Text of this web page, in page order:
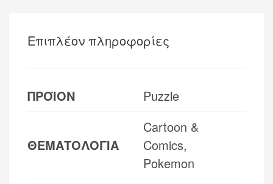
Επιπλέον πληροφορίες
ΠΡΟΪΟΝ Puzzle
ΘΕΜΑΤΟΛΟΓΙΑ
Cartoon &
Comics,
Pokemon